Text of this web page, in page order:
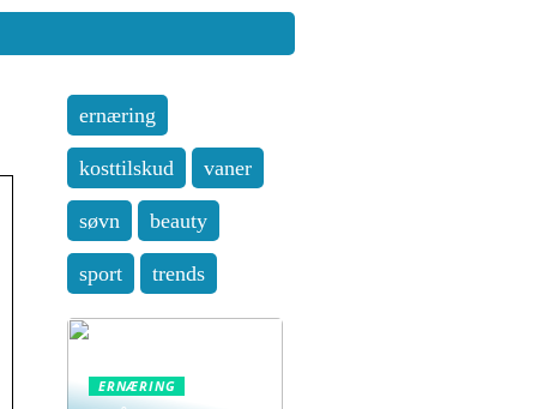
ernæring
kosttilskud vaner
søvn beauty
sport trends
ERNÆRING